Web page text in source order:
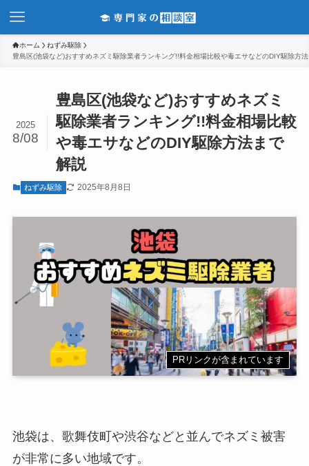
ホーム
ねずみ駆除
豊島区(池袋など)おすすめネズミ駆除業者ランキング!!料金相場比較や毒エサなどのDIY駆除方
豊島区(池袋など)おすすめネズミ
駆除業者ランキング!!料金相場比較
や毒エサなどのDIY駆除方法まで
解説
2025
8/08
ねずみ駆除 2025年8月8日
PRリンクが含まれています
池袋は、歌舞伎町や渋谷などと並んでネズミ被害
が非常に多い地域です。